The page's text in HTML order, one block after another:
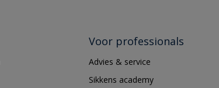
Voor professionals
Advies & service
Sikkens academy